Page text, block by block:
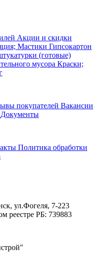
Акции и скидки
Мастики Гипсокартон
(готовые)
мусора Краски;
покупателей Вакансии
Документы
Политика обработки
ул.Фогеля, 7-223
реестре РБ: 739883